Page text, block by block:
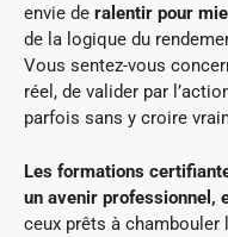
envie de ralentir pour
de la logique du
Vous sentez-vous
réel, de valider par
parfois sans y croire
Les formations
un avenir professionnel,
ceux prêts à chambouler